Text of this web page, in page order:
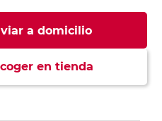
a domicilio
en tienda